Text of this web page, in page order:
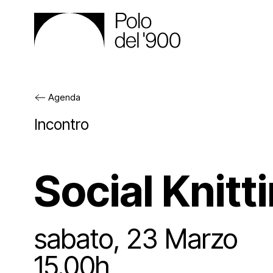
Gli
Gli
Attività
Agenda
Incontro
Social
sabato, 23 Marzo
15.00h